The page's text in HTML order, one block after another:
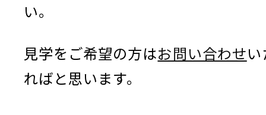
い。
見学をご希望の方はお問い合わせ
ればと思います。